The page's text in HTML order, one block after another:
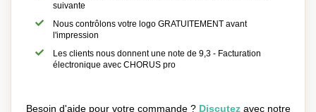
suivante
Nous contrôlons votre logo GRATUITEMENT avant
l'impression
Les clients nous donnent une note de 9,3 - Facturation
électronique avec CHORUS pro
Besoin d'aide pour votre commande ? Discutezavec notre